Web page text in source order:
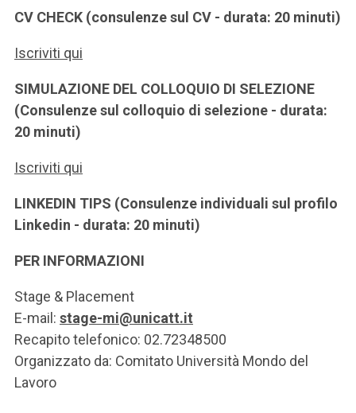
CV CHECK (consulenze sul CV - durata: 20 minuti)
Iscriviti qui
SIMULAZIONE DEL COLLOQUIO DI SELEZIONE
(Consulenze sul colloquio di selezione - durata:
20 minuti)
Iscriviti qui
LINKEDIN TIPS (Consulenze individuali sul profilo
Linkedin - durata: 20 minuti)
PER INFORMAZIONI
Stage & Placement
E-mail: stage-mi@unicatt.it
Recapito telefonico: 02.72348500
Organizzato da: Comitato Università Mondo del
Lavoro